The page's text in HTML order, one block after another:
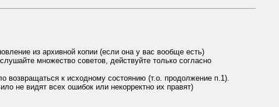
из архивной копии (если она у вас вообще есть)
множество советов, действуйте только согласно
возвращаться к исходному состоянию (т.о. продолжение п.1).
не видят всех ошибок или некорректно их правят)